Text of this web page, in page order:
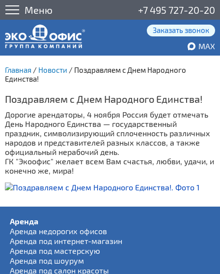
Меню +7 495 727-20-20
Заказать звонок
MAX
Главная / Новости / Поздравляем с Днем Народного
Единства!
Поздравляем с Днем Народного Единства!
Дорогие арендаторы, 4 ноября Россия будет отмечать
День Народного Единства — государственный
праздник, символизирующий сплоченность различных
народов и представителей разных классов, а также
официальный нерабочий день.
ГК "Экоофис" желает всем Вам счастья, любви, удачи, и
конечно же, мира!
Аренда
Аренда недорогих офисов
Аренда под интернет-магазин
Аренда под мастерскую
Аренда под шоурум
Аренда под салон красоты